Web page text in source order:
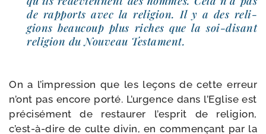
de rap­ports avec la reli­gion. Il y a des reli­
gions beau­coup plus riches que la soi-​disant
reli­gion du Nouveau Testament.
On a l’impression que les leçons de cette erreur
n’ont pas encore por­té. L’urgence dans l’Eglise est
pré­ci­sé­ment de res­tau­rer l’esprit de reli­gion,
c’est-à-dire de culte divin, en com­men­çant par la